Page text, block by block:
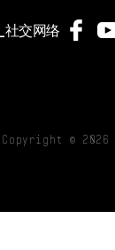
社交网络
Copyright © 2026